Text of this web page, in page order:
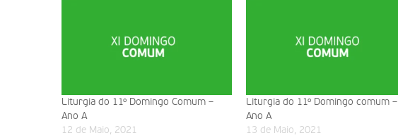
Liturgia do 11º Domingo Comum –
Ano A
12 de Maio, 2021
Liturgia do 11º Domingo comum –
Ano A
13 de Maio, 2021